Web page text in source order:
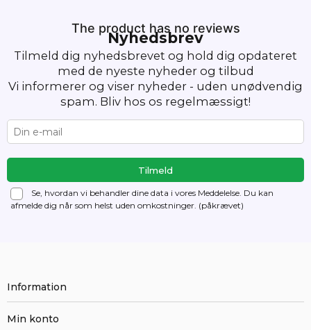
The product has no reviews
Nyhedsbrev
Tilmeld dig nyhedsbrevet og hold dig opdateret
med de nyeste nyheder og tilbud
Vi informerer og viser nyheder - uden unødvendig
spam. Bliv hos os regelmæssigt!
Se, hvordan vi behandler dine data i vores Meddelelse. Du kan
afmelde dig når som helst uden omkostninger. (påkrævet)
Information
Min konto